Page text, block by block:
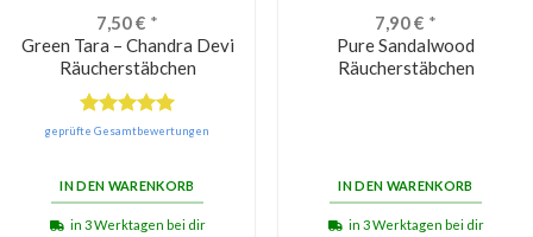
7,50€ *
Green Tara – Chandra Devi
Räucherstäbchen
Bewertet
geprüfte Gesamtbewertungen
IN DEN WARENKORB
in 3 Werktagen bei dir
7,90€ *
Pure Sandalwood
Räucherstäbchen
IN DEN WARENKORB
in 3 Werktagen bei dir